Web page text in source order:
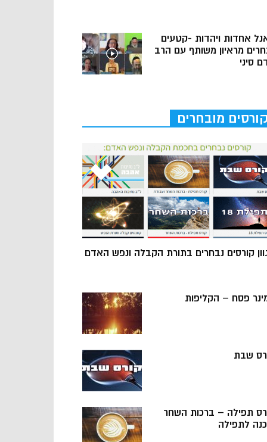
אחדות ויהדות -קטעים
מראיון משותף עם הרב
סיני
קורסים מובחרים
קורסים נבחרים בתורת הקבלה ונפש האדם
פסח – הקליפות
שבת
תפילה – ברכות השחר
לתפילה